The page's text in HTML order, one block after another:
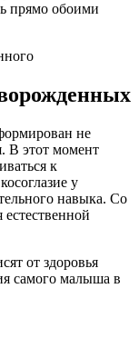
прямо обоими
не
В этот момент
к
у
навыка. Со
от здоровья
самого малыша в